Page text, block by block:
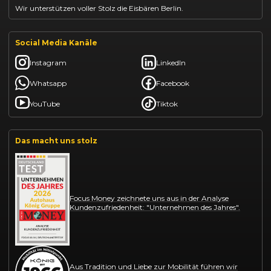
Wir unterstützen voller Stolz die Eisbären Berlin.
Social Media Kanäle
Instagram LinkedIn
Whatsapp Facebook
YouTube Tiktok
Das macht uns stolz
Focus Money zeichnete uns aus in der Analyse
Kundenzufriedenheit: "Unternehmen des Jahres".
Aus Tradition und Liebe zur Mobilität führen wir